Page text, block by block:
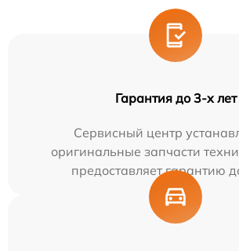
Гарантия до 3-х лет
Сервисный центр
оригинальные запчасти
предоставляет гарантию